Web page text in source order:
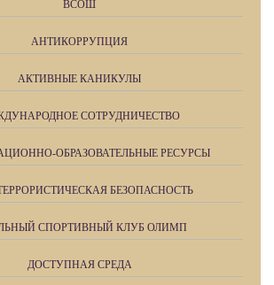
ВСОШ
АНТИКОРРУПЦИЯ
АКТИВНЫЕ КАНИКУЛЫ
СОТРУДНИЧЕСТВО
ОБРАЗОВАТЕЛЬНЫЕ РЕСУРСЫ
БЕЗОПАСНОСТЬ
СПОРТИВНЫЙ КЛУБ ОЛИМП
ДОСТУПНАЯ СРЕДА